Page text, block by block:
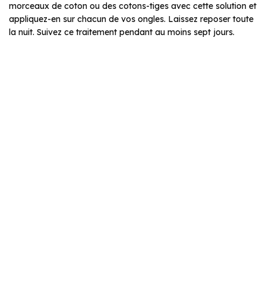
morceaux de coton ou des cotons-tiges avec cette solution et
appliquez-en sur chacun de vos ongles. Laissez reposer toute
la nuit. Suivez ce traitement pendant au moins sept jours.